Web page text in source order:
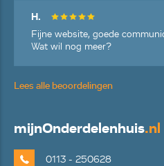
H.
Fijne website, goede
Wat wil nog meer?
Lees alle beoordelingen
mijnOnderdelenhuis.nl
0113 - 250628